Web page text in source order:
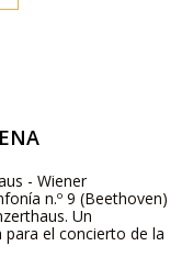
- Wiener
n.º 9 (Beethoven)
Un
el concierto de la